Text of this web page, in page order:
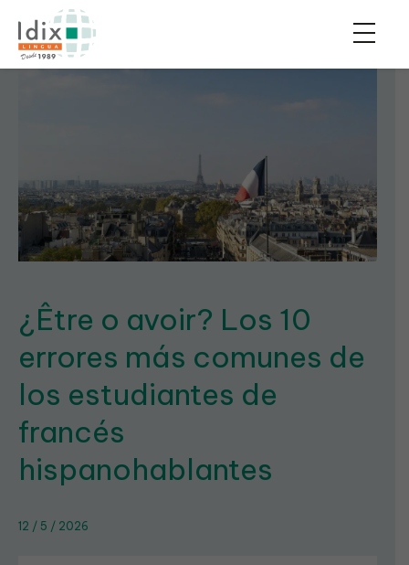
¿Être o avoir? Los 10
errores más comunes de
los estudiantes de
francés
hispanohablantes
12 / 5 / 2026